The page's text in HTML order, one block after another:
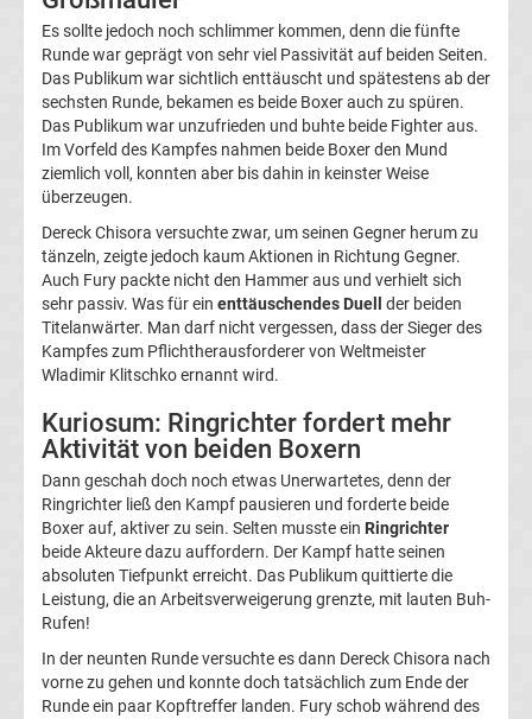
Boxen
Termine
2021
Boxen
Termine
2020
Termine
2019
Boxen
Gewichtsklassen
Top-
Aktuell
Es sollte jedoch noch schlimmer kommen, denn die fünfte
Runde war geprägt von sehr viel Passivität auf beiden Seiten.
Das Publikum war sichtlich enttäuscht und spätestens ab der
sechsten Runde, bekamen es beide Boxer auch zu spüren.
Das Publikum war unzufrieden und buhte beide Fighter aus.
Im Vorfeld des Kampfes nahmen beide Boxer den Mund
ziemlich voll, konnten aber bis dahin in keinster Weise
überzeugen.
Dereck Chisora versuchte zwar, um seinen Gegner herum zu
tänzeln, zeigte jedoch kaum Aktionen in Richtung Gegner.
Auch Fury packte nicht den Hammer aus und verhielt sich
sehr passiv. Was für ein enttäuschendes Duell
der beiden
Titelanwärter. Man darf nicht vergessen, dass der Sieger des
Kampfes zum Pflichtherausforderer von Weltmeister
Wladimir Klitschko ernannt wird.
Kuriosum: Ringrichter fordert mehr
Aktivität von beiden Boxern
Dann geschah doch noch etwas Unerwartetes, denn der
Ringrichter ließ den Kampf pausieren und forderte beide
Boxer auf, aktiver zu sein. Selten musste ein Ringrichter
beide Akteure dazu auffordern. Der Kampf hatte seinen
absoluten Tiefpunkt erreicht. Das Publikum quittierte die
Leistung, die an Arbeitsverweigerung grenzte, mit lauten Buh-
Rufen!
In der neunten Runde versuchte es dann Dereck Chisora nach
vorne zu gehen und konnte doch tatsächlich zum Ende der
Runde ein paar Kopftreffer landen. Fury schob während des